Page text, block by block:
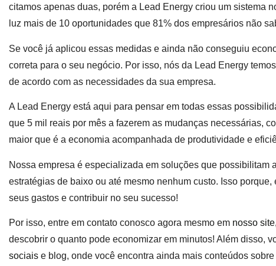
citamos apenas duas, porém a Lead Energy criou um sistema
luz mais de 10 oportunidades que 81% dos empresários não
Se você já aplicou essas medidas e ainda não conseguiu
correta para o seu negócio. Por isso, nós da Lead Energy
de acordo com as necessidades da sua empresa.
A Lead Energy está aqui para pensar em todas essas
que 5 mil reais por mês a fazerem as mudanças necessárias,
maior que é a economia acompanhada de produtividade e
Nossa empresa é especializada em soluções que possibilitam
estratégias de baixo ou até mesmo nenhum custo. Isso
seus gastos e contribuir no seu sucesso!
Por isso, entre em contato conosco agora mesmo em nosso site
descobrir o quanto pode economizar em minutos! Além disso,
sociais e blog, onde você encontra ainda mais conteúdos